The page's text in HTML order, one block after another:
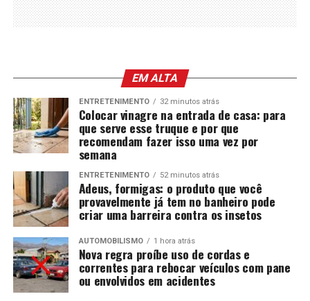
EM ALTA
ENTRETENIMENTO 32 minutos atrás
Colocar vinagre na entrada de casa: para
que serve esse truque e por que
recomendam fazer isso uma vez por
semana
ENTRETENIMENTO 52 minutos atrás
Adeus, formigas: o produto que você
provavelmente já tem no banheiro pode
criar uma barreira contra os insetos
AUTOMOBILISMO 1 hora atrás
Nova regra proíbe uso de cordas e
correntes para rebocar veículos com pane
ou envolvidos em acidentes